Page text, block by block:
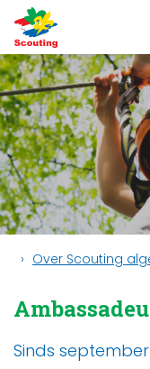
Over Scouting
Sinds